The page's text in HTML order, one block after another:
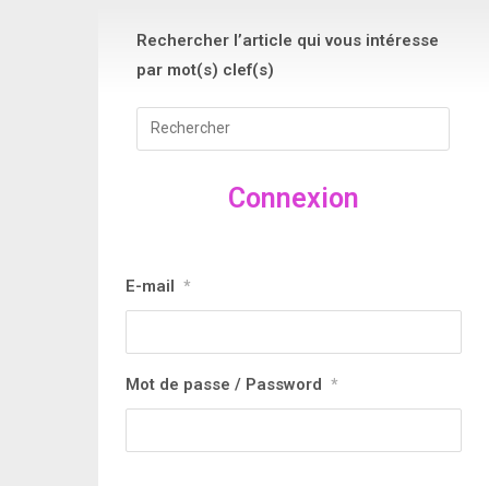
Rechercher l’article qui vous intéresse
par mot(s) clef(s)
Connexion
E-mail *
Mot de passe / Password *